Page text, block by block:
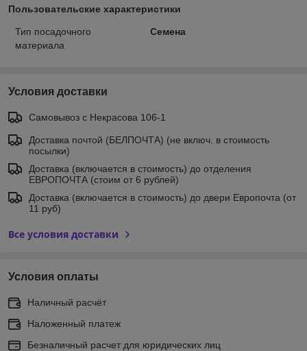
Пользовательские характеристики
Тип посадочного
материала
Семена
Условия доставки
Самовывоз c Некрасова 106-1
Доставка почтой (БЕЛПОЧТА) (не включ. в стоимость
посылки)
Доставка (включается в стоимость) до отделения
ЕВРОПОЧТА (стоим от 6 рублей)
Доставка (включается в стоимость) до двери Европочта (от
11 руб)
Все условия доставки
Условия оплаты
Наличный расчёт
Наложенный платеж
Безналичный расчет для юридических лиц